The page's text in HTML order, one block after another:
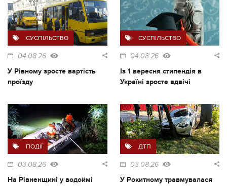
СУСПІЛЬСТВО
04.08.26
У Рівному зросте вартість
проїзду
СУСПІЛЬСТВО
04.08.26
Із 1 вересня стипендія в
Україні зросте вдвічі
ПОДІЇ
03.08.26
На Рівненщині у водоймі
ДТП
03.08.26
У Рокитному травмувалася